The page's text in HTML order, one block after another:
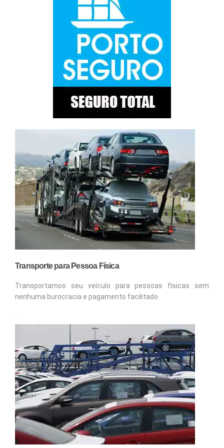
Transporte para Pessoa Física
Transportamos seu veículo para pessoas físicas sem
nenhuma burocracia e pagamento facilitado.